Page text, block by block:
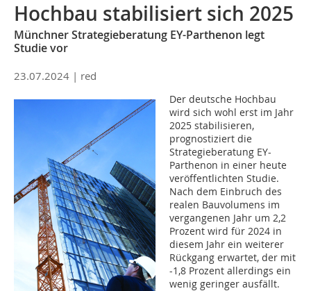
Hochbau stabilisiert sich 2025
Münchner Strategieberatung EY-Parthenon legt
Studie vor
23.07.2024 | red
Der deutsche Hochbau
wird sich wohl erst im Jahr
2025 stabilisieren,
prognostiziert die
Strategieberatung EY-
Parthenon in einer heute
veröffentlichten Studie.
Nach dem Einbruch des
realen Bauvolumens im
vergangenen Jahr um 2,2
Prozent wird für 2024 in
diesem Jahr ein weiterer
Rückgang erwartet, der mit
-1,8 Prozent allerdings ein
wenig geringer ausfällt.